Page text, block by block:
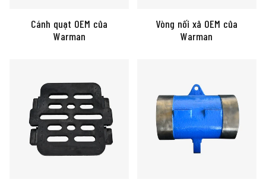
Cánh quạt OEM của
Warman
Vòng nối xả OEM của
Warman